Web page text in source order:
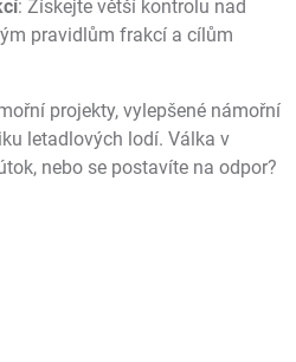
: Získejte větší kontrolu nad
pravidlům frakcí a cílům
projekty, vylepšené námořní
letadlových lodí. Válka v
nebo se postavíte na odpor?